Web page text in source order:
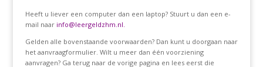
Heeft u liever een computer dan een laptop? Stuurt u dan een e-
mail naar info@leergeldzhm.nl.
Gelden alle bovenstaande voorwaarden? Dan kunt u doorgaan naar
het aanvraagformulier. Wilt u meer dan één voorziening
aanvragen? Ga terug naar de vorige pagina en lees eerst die